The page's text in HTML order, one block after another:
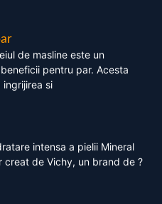
de masline este un
pentru par. Acesta
si
intensa a pielii Mineral
creat de Vichy, un brand de ?